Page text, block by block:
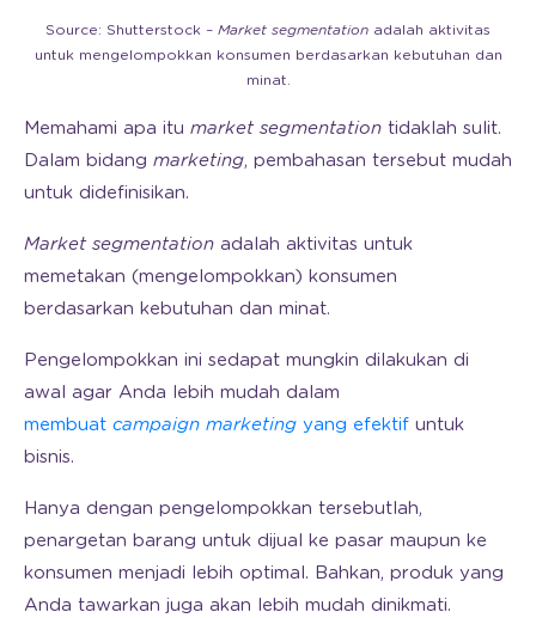
Source: Shutterstock – Market segmentation adalah aktivitas
untuk mengelompokkan konsumen berdasarkan kebutuhan dan
minat.
Memahami apa itu market segmentation tidaklah sulit.
Dalam bidang marketing, pembahasan tersebut mudah
untuk didefinisikan.
Market segmentation adalah aktivitas untuk
memetakan (mengelompokkan) konsumen
berdasarkan kebutuhan dan minat.
Pengelompokkan ini sedapat mungkin dilakukan di
awal agar Anda lebih mudah dalam
membuat campaign marketing yang efektif untuk
bisnis.
Hanya dengan pengelompokkan tersebutlah,
penargetan barang untuk dijual ke pasar maupun ke
konsumen menjadi lebih optimal. Bahkan, produk yang
Anda tawarkan juga akan lebih mudah dinikmati.